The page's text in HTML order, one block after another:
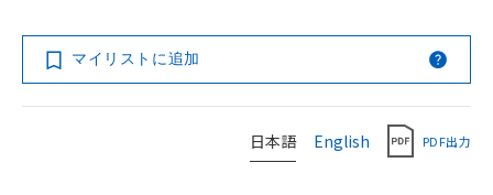
マイリストに追加
日本語 English PDF出力